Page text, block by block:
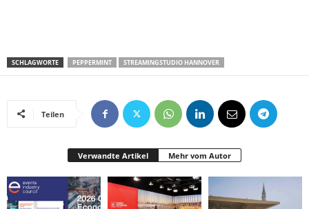
SCHLAGWORTE PEPPERMINT STREAMINGSTUDIO HANNOVER
Teilen
Verwandte Artikel Mehr vom Autor